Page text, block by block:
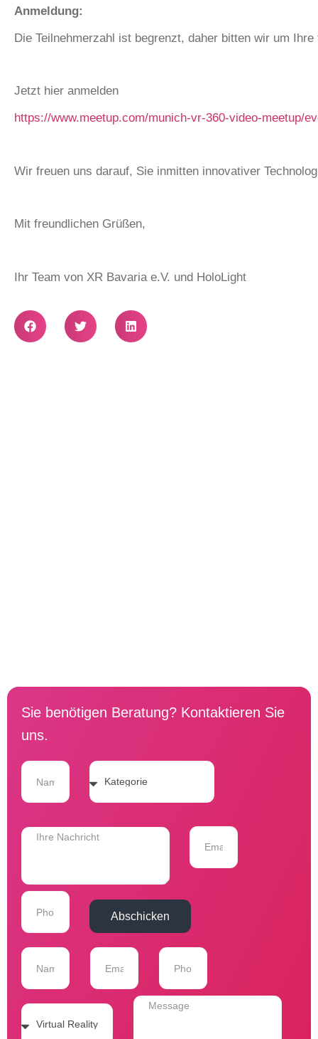
Anmeldung:
Die Teilnehmerzahl ist begrenzt, daher bitten wir um
Jetzt hier anmelden
https://www.meetup.com/munich-vr-360-video-meetup/
Wir freuen uns darauf, Sie inmitten innovativer
Mit freundlichen Grüßen,
Ihr Team von XR Bavaria e.V. und HoloLight
Sie benötigen Beratung? Kontaktieren Sie
uns.
Abschicken